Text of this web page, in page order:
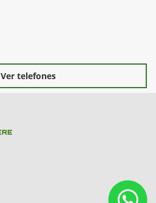
Ver telefones